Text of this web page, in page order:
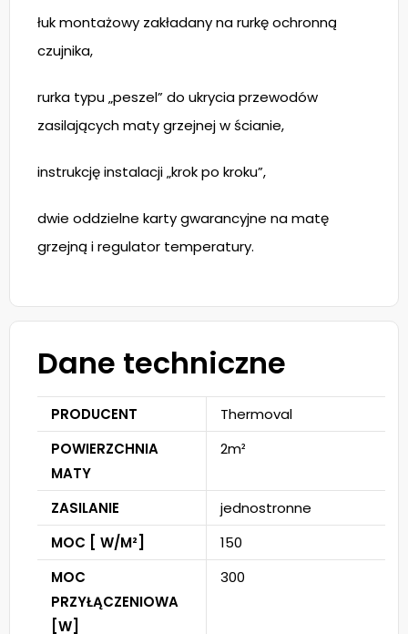
łuk montażowy zakładany na rurkę ochronną
czujnika,
rurka typu „peszel” do ukrycia przewodów
zasilających maty grzejnej w ścianie,
instrukcję instalacji „krok po kroku”,
dwie oddzielne karty gwarancyjne na matę
grzejną i regulator temperatury.
Dane techniczne
PRODUCENT
Thermoval
POWIERZCHNIA
MATY
2m²
ZASILANIE
jednostronne
MOC [ W/M²]
150
MOC
PRZYŁĄCZENIOWA
[W]
300